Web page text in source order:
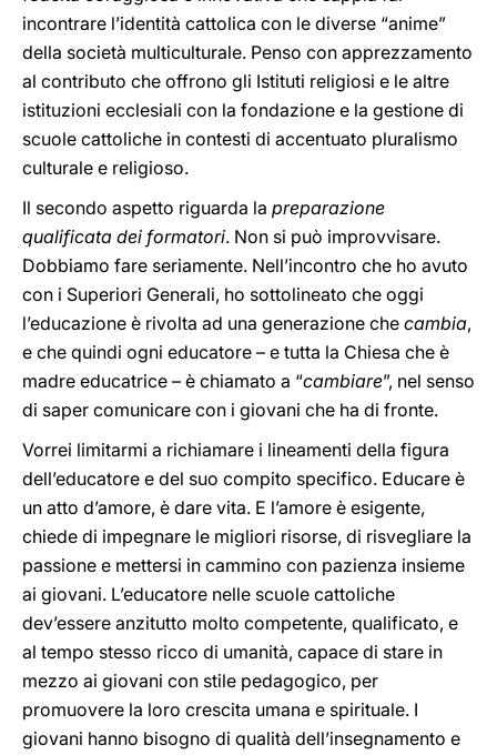
incontrare l’identità cattolica con le diverse “anime”
della società multiculturale. Penso con apprezzamento
al contributo che offrono gli Istituti religiosi e le altre
istituzioni ecclesiali con la fondazione e la gestione di
scuole cattoliche in contesti di accentuato pluralismo
culturale e religioso.
Il secondo aspetto riguarda la preparazione
qualificata dei formatori. Non si può improvvisare.
Dobbiamo fare seriamente. Nell’incontro che ho avuto
con i Superiori Generali, ho sottolineato che oggi
l’educazione è rivolta ad una generazione che cambia,
e che quindi ogni educatore – e tutta la Chiesa che è
madre educatrice – è chiamato a “cambiare”, nel senso
di saper comunicare con i giovani che ha di fronte.
Vorrei limitarmi a richiamare i lineamenti della figura
dell’educatore e del suo compito specifico. Educare è
un atto d’amore, è dare vita. E l’amore è esigente,
chiede di impegnare le migliori risorse, di risvegliare la
passione e mettersi in cammino con pazienza insieme
ai giovani. L’educatore nelle scuole cattoliche
dev’essere anzitutto molto competente, qualificato, e
al tempo stesso ricco di umanità, capace di stare in
mezzo ai giovani con stile pedagogico, per
promuovere la loro crescita umana e spirituale. I
giovani hanno bisogno di qualità dell’insegnamento e